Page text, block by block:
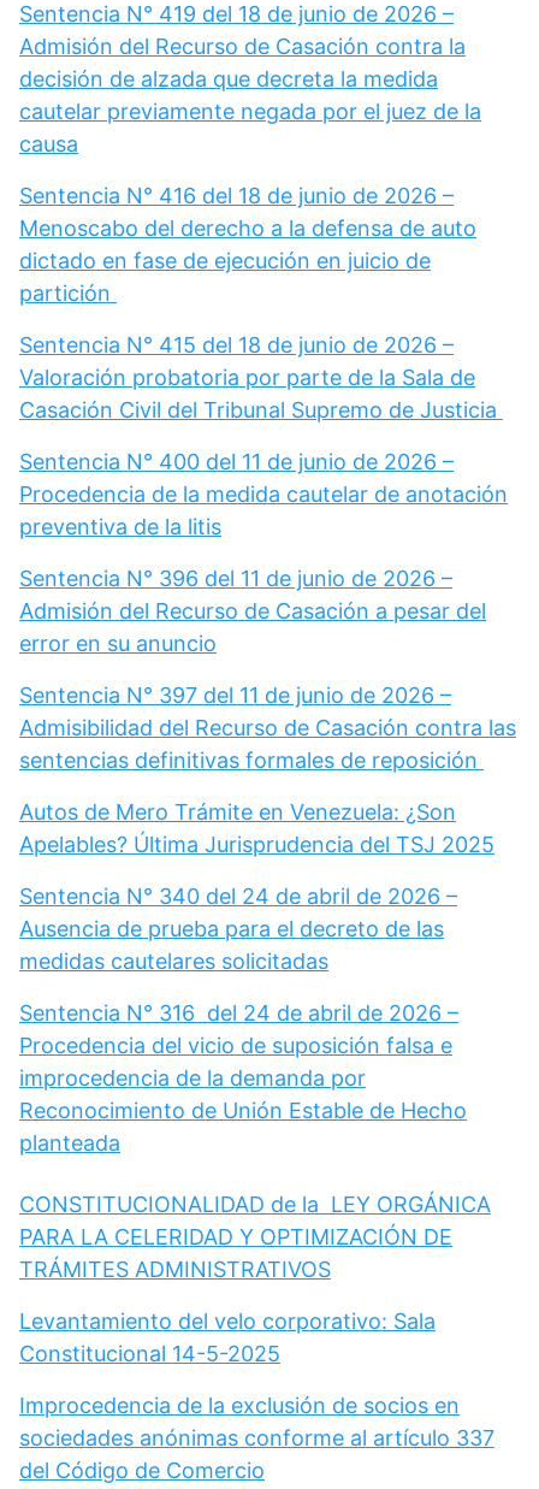
Sentencia N° 419 del 18 de junio de 2026 –
Admisión del Recurso de Casación contra la
decisión de alzada que decreta la medida
cautelar previamente negada por el juez de la
causa
Sentencia N° 416 del 18 de junio de 2026 –
Menoscabo del derecho a la defensa de auto
dictado en fase de ejecución en juicio de
partición
Sentencia N° 415 del 18 de junio de 2026 –
Valoración probatoria por parte de la Sala de
Casación Civil del Tribunal Supremo de Justicia
Sentencia N° 400 del 11 de junio de 2026 –
Procedencia de la medida cautelar de anotación
preventiva de la litis
Sentencia N° 396 del 11 de junio de 2026 –
Admisión del Recurso de Casación a pesar del
error en su anuncio
Sentencia N° 397 del 11 de junio de 2026 –
Admisibilidad del Recurso de Casación contra las
sentencias definitivas formales de reposición
Autos de Mero Trámite en Venezuela: ¿Son
Apelables? Última Jurisprudencia del TSJ 2025
Sentencia N° 340 del 24 de abril de 2026 –
Ausencia de prueba para el decreto de las
medidas cautelares solicitadas
Sentencia N° 316 del 24 de abril de 2026 –
Procedencia del vicio de suposición falsa e
improcedencia de la demanda por
Reconocimiento de Unión Estable de Hecho
planteada
CONSTITUCIONALIDAD de la LEY ORGÁNICA
PARA LA CELERIDAD Y OPTIMIZACIÓN DE
TRÁMITES ADMINISTRATIVOS
Levantamiento del velo corporativo: Sala
Constitucional 14-5-2025
Improcedencia de la exclusión de socios en
sociedades anónimas conforme al artículo 337
del Código de Comercio